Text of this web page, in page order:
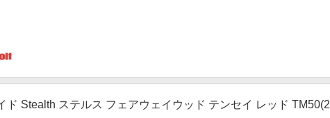
ド Stealth ステルス フェアウェイウッド テンセイ レッド